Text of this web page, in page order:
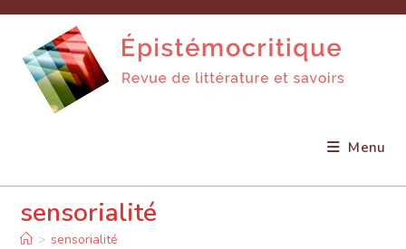
content
Menu
sensorialité
> sensorialité